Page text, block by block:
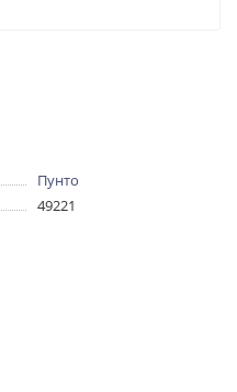
Пунто
49221